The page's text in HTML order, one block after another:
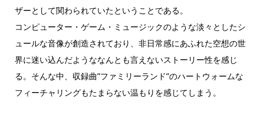
ザーとして関わられていたということである。
コンピューター・ゲーム・ミュージックのような淡々としたシ
ュールな音像が創造されており、非日常感にあふれた空想の世
界に迷い込んだようななんとも言えないストーリー性を感じ
る。そんな中、収録曲”ファミリーランド”のハートウォームな
フィーチャリングもたまらない温もりを感じてしまう。